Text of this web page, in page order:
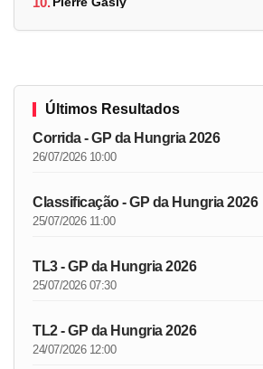
Últimos Resultados
Corrida - GP da Hungria 2026
26/07/2026 10:00
Classificação - GP da Hungria 2026
25/07/2026 11:00
TL3 - GP da Hungria 2026
25/07/2026 07:30
TL2 - GP da Hungria 2026
24/07/2026 12:00